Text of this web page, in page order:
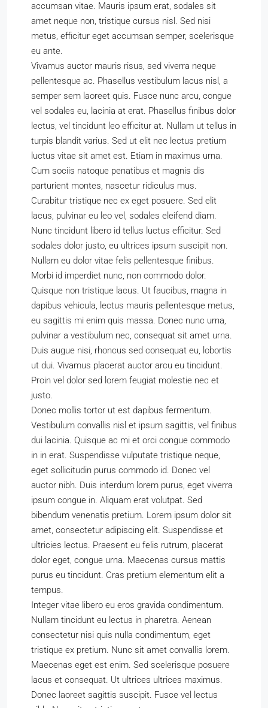
accumsan vitae. Mauris ipsum erat, sodales sit
amet neque non, tristique cursus nisl. Sed nisi
metus, efficitur eget accumsan semper, scelerisque
eu ante.
Vivamus auctor mauris risus, sed viverra neque
pellentesque ac. Phasellus vestibulum lacus nisl, a
semper sem laoreet quis. Fusce nunc arcu, congue
vel sodales eu, lacinia at erat. Phasellus finibus dolor
lectus, vel tincidunt leo efficitur at. Nullam ut tellus in
turpis blandit varius. Sed ut elit nec lectus pretium
luctus vitae sit amet est. Etiam in maximus urna.
Cum sociis natoque penatibus et magnis dis
parturient montes, nascetur ridiculus mus.
Curabitur tristique nec ex eget posuere. Sed elit
lacus, pulvinar eu leo vel, sodales eleifend diam.
Nunc tincidunt libero id tellus luctus efficitur. Sed
sodales dolor justo, eu ultrices ipsum suscipit non.
Nullam eu dolor vitae felis pellentesque finibus.
Morbi id imperdiet nunc, non commodo dolor.
Quisque non tristique lacus. Ut faucibus, magna in
dapibus vehicula, lectus mauris pellentesque metus,
eu sagittis mi enim quis massa. Donec nunc urna,
pulvinar a vestibulum nec, consequat sit amet urna.
Duis augue nisi, rhoncus sed consequat eu, lobortis
ut dui. Vivamus placerat auctor arcu eu tincidunt.
Proin vel dolor sed lorem feugiat molestie nec et
justo.
Donec mollis tortor ut est dapibus fermentum.
Vestibulum convallis nisl et ipsum sagittis, vel finibus
dui lacinia. Quisque ac mi et orci congue commodo
in in erat. Suspendisse vulputate tristique neque,
eget sollicitudin purus commodo id. Donec vel
auctor nibh. Duis interdum lorem purus, eget viverra
ipsum congue in. Aliquam erat volutpat. Sed
bibendum venenatis pretium. Lorem ipsum dolor sit
amet, consectetur adipiscing elit. Suspendisse et
ultricies lectus. Praesent eu felis rutrum, placerat
dolor eget, congue urna. Maecenas cursus mattis
purus eu tincidunt. Cras pretium elementum elit a
tempus.
Integer vitae libero eu eros gravida condimentum.
Nullam tincidunt eu lectus in pharetra. Aenean
consectetur nisi quis nulla condimentum, eget
tristique ex pretium. Nunc sit amet convallis lorem.
Maecenas eget est enim. Sed scelerisque posuere
lacus et consequat. Ut ultrices ultrices maximus.
Donec laoreet sagittis suscipit. Fusce vel lectus